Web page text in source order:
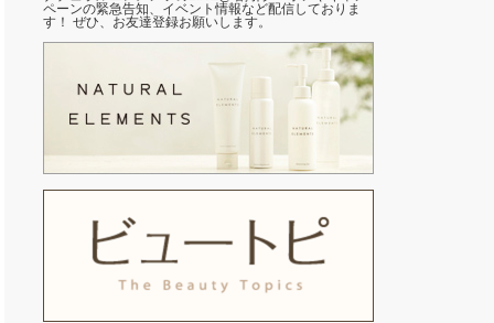
ペーンの緊急告知、イベント情報など配信しておりま
す！ ぜひ、お友達登録お願いします。